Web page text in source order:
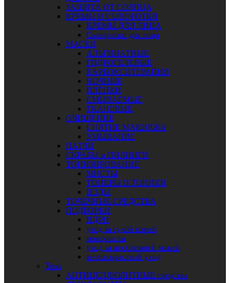
ЗАЩИТА ОТ СОЛНЦА
КРЕМЫ И СЫВОРОТКИ
КРЕМЫ ДЛЯ ЛИЦА
Сыворотки для лица
МАСКИ
АЛЬГИНАТНЫЕ
ГИДРОГЕЛЕВЫЕ
КАРБОКСИТЕРАПИЯ
НОЧНЫЕ
ПЛЁНКИ
СМЫВАЕМЫЕ
ТКАНЕВЫЕ
ОЧИЩЕНИЕ
СНЯТИЕ МАКИЯЖА
УМЫВАНИЕ
ПАТЧИ
СКРАБЫ и ПИЛИНГИ
ТОНИЗИРОВАНИЕ
МИСТЫ
ТОНЕРЫ И ТОНИКИ
ПЭДЫ
ТОЧЕЧНЫЕ СРЕДСТВА
ПОДБОРКИ
ПДРН
уход за сухой кожей
микроиглы
уход за проблемной кожей
антивозрастной уход
Тело
АНТИЦЕЛЛЮЛИТНЫЕ средства